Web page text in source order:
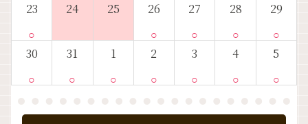
23
○
24 25 26
○
27
○
28
○
29
○
30
○
31
○
1
○
2
○
3
○
4
○
5
○